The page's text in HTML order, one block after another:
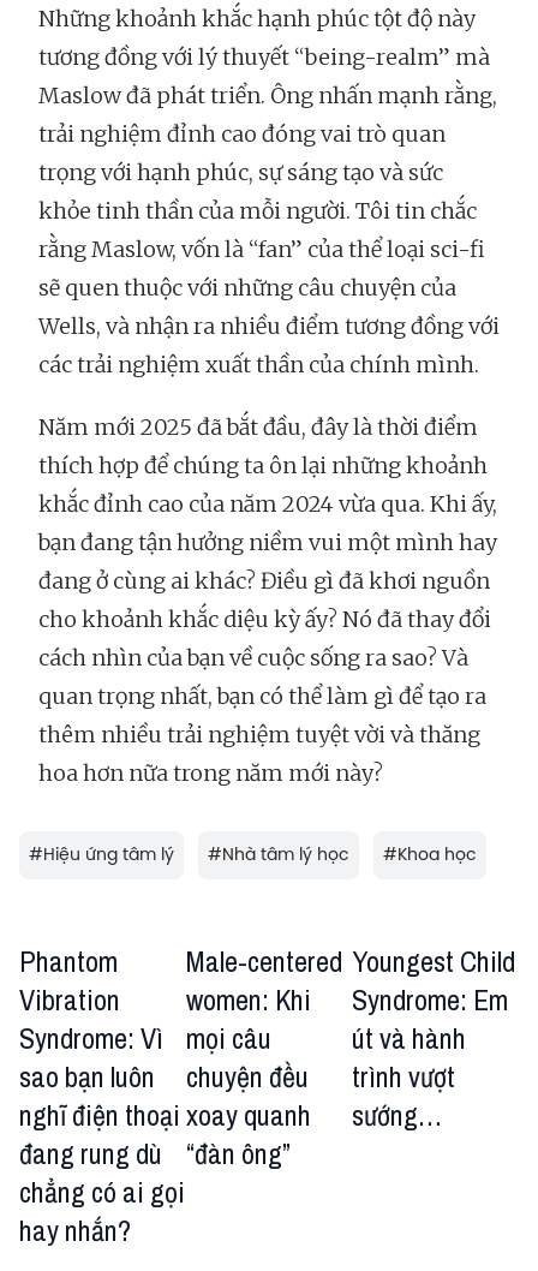
Những khoảnh khắc hạnh phúc tột độ này
tương đồng với lý thuyết “being-realm” mà
Maslow đã phát triển. Ông nhấn mạnh rằng,
trải nghiệm đỉnh cao đóng vai trò quan
trọng với hạnh phúc, sự sáng tạo và sức
khỏe tinh thần của mỗi người. Tôi tin chắc
rằng Maslow, vốn là “fan” của thể loại sci-fi
sẽ quen thuộc với những câu chuyện của
Wells, và nhận ra nhiều điểm tương đồng với
các trải nghiệm xuất thần của chính mình.
Năm mới 2025 đã bắt đầu, đây là thời điểm
thích hợp để chúng ta ôn lại những khoảnh
khắc đỉnh cao của năm 2024 vừa qua. Khi ấy,
bạn đang tận hưởng niềm vui một mình hay
đang ở cùng ai khác? Điều gì đã khơi nguồn
cho khoảnh khắc diệu kỳ ấy? Nó đã thay đổi
cách nhìn của bạn về cuộc sống ra sao? Và
quan trọng nhất, bạn có thể làm gì để tạo ra
thêm nhiều trải nghiệm tuyệt vời và thăng
hoa hơn nữa trong năm mới này?
#Hiệu ứng tâm lý #Nhà tâm lý học #Khoa học
Phantom
Vibration
Syndrome: Vì
sao bạn luôn
nghĩ điện thoại
đang rung dù
chẳng có ai gọi
hay nhắn?
Male-centered
women: Khi
mọi câu
chuyện đều
xoay quanh
“đàn ông”
Youngest Child
Syndrome: Em
út và hành
trình vượt
sướng…